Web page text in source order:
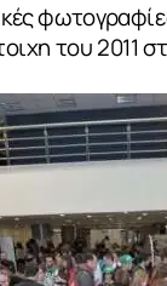
του 2011